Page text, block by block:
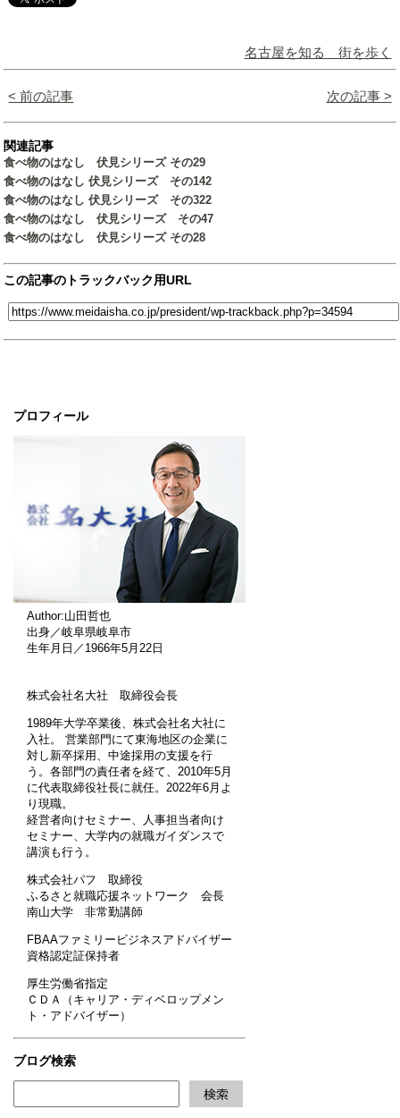
プロフィール
Author:山田哲也
出身／岐阜県岐阜市
生年月日／1966年5月22日
株式会社名大社 取締役会長
1989年大学卒業後、株式会社名大社に
入社。 営業部門にて東海地区の企業に
対し新卒採用、中途採用の支援を行
う。各部門の責任者を経て、2010年5月
に代表取締役社長に就任。2022年6月よ
り現職。
経営者向けセミナー、人事担当者向け
セミナー、大学内の就職ガイダンスで
講演も行う。
株式会社パフ 取締役
ふるさと就職応援ネットワーク 会長
南山大学 非常勤講師
FBAAファミリービジネスアドバイザー
資格認定証保持者
厚生労働省指定
ＣＤＡ（キャリア・ディベロップメン
ト・アドバイザー）
ブログ検索
名古屋を知る 街を歩く
< 前の記事 次の記事 >
関連記事
食べ物のはなし 伏見シリーズ その29
食べ物のはなし 伏見シリーズ その142
食べ物のはなし 伏見シリーズ その322
食べ物のはなし 伏見シリーズ その47
食べ物のはなし 伏見シリーズ その28
この記事のトラックバック用URL